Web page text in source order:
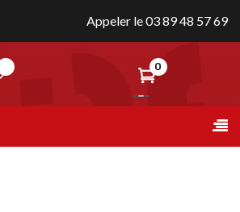
Appeler le 03 89 48 57 69
0
la
☰